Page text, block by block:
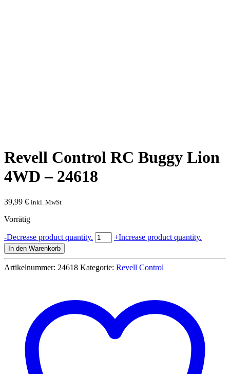
Revell Control RC Buggy Lion
4WD – 24618
39,99 € inkl. MwSt
Vorrätig
-Decrease product quantity. Revell
Control
Buggy
Lion
Menge
+Increase product quantity.
In den Warenkorb
Artikelnummer: 24618 Kategorie: Revell Control